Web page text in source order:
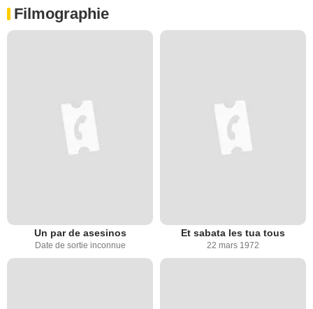
Filmographie
Un par de asesinos
Date de sortie inconnue
Et sabata les tua tous
22 mars 1972